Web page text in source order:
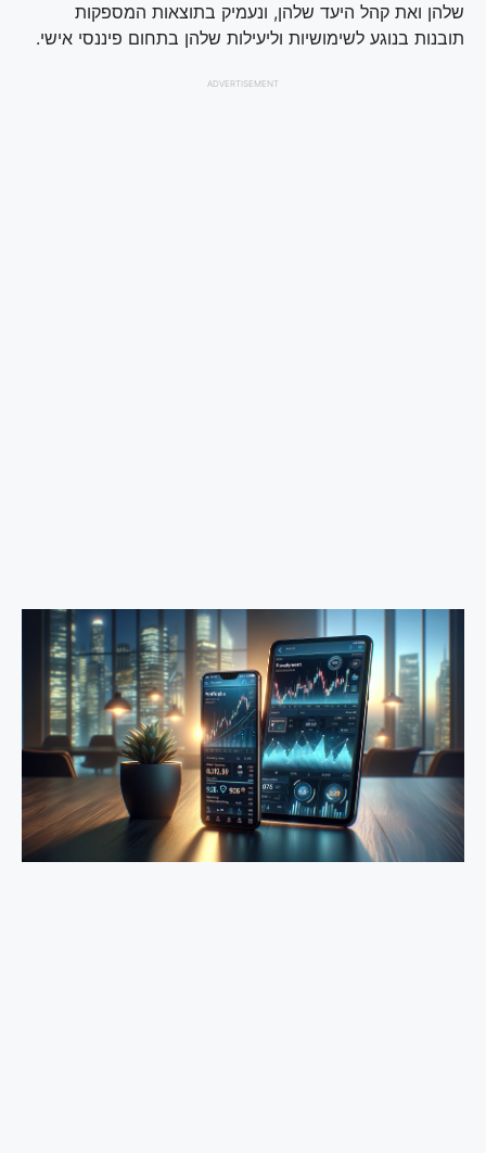
שלהן ואת קהל היעד שלהן, ונעמיק בתוצאות המספקות
תובנות בנוגע לשימושיות וליעילות שלהן בתחום פיננסי אישי.
ADVERTISEMENT